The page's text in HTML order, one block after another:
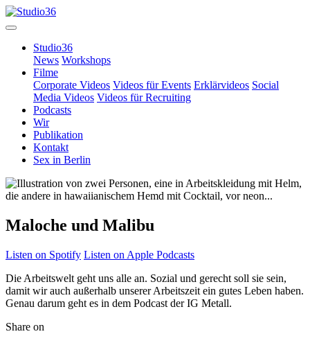
Studio36
News Workshops
Filme
Corporate Videos Videos für Events Erklärvideos Social
Media Videos Videos für Recruiting
Podcasts
Wir
Publikation
Kontakt
Sex in Berlin
Maloche und Malibu
Listen on Spotify Listen on Apple Podcasts
Die Arbeitswelt geht uns alle an. Sozial und gerecht soll sie sein,
damit wir auch außerhalb unserer Arbeitszeit ein gutes Leben haben.
Genau darum geht es in dem Podcast der IG Metall.
Share on